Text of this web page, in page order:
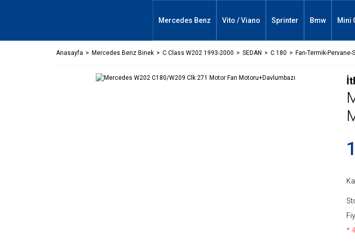
Mercedes Benz Vito / Viano Sprinter Bmw Mini
Anasayfa Mercedes Benz Binek C Class W202 1993-2000 SEDAN C 180 Fan-Termik-Pervane-
*